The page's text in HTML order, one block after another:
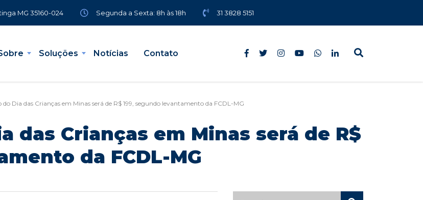
MG 35160-024 Segunda a Sexta: 8h às 18h 31 3828 5151
Soluções Notícias Contato
do Dia das Crianças em Minas será de R$ 199, segundo levantamento da FCDL-MG
das Crianças em Minas será de R$
da FCDL-MG